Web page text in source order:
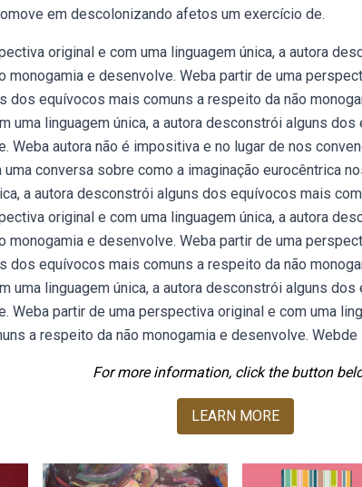
em descolonizando afetos um exercício de.
original e com uma linguagem única, a autora
monogamia e desenvolve. Weba partir de uma
dos equívocos mais comuns a respeito da não
uma linguagem única, a autora desconstrói alguns
Weba autora não é impositiva e no lugar de nos
conversa sobre como a imaginação eurocêntrica
a autora desconstrói alguns dos equívocos mais
original e com uma linguagem única, a autora
monogamia e desenvolve. Weba partir de uma
dos equívocos mais comuns a respeito da não
uma linguagem única, a autora desconstrói alguns
Weba partir de uma perspectiva original e com uma
a respeito da não monogamia e desenvolve. Webde
For more information, click the button
LEARN MORE